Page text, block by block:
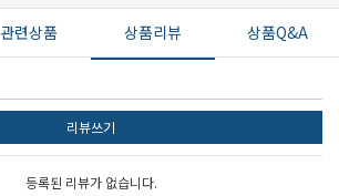
관련상품 상품리뷰 상품Q&A
리뷰쓰기
등록된 리뷰가 없습니다.